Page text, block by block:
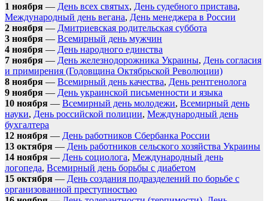
1 ноября — День всех святых, День судебного пристава,
Международный день вегана, День менеджера в России
2 ноября — Дмитриевская родительская суббота
3 ноября — Всемирный день мужчин
4 ноября — День народного единства
7 ноября — День железнодорожника Украины, День согласия
и примирения (Годовщина Октябрьской Революции)
8 ноября — Всемирный день качества, День рентгенолога
9 ноября — День украинской письменности и языка
10 ноября — Всемирный день молодежи, Всемирный день
науки, День российской полиции, Международный день
бухгалтера
12 ноября — День работников Сбербанка России
13 октября — День работников сельского хозяйства Украины
14 ноября — День социолога, Международный день
логопеда, Всемирный день борьбы с диабетом
15 октября — День создания подразделений по борьбе с
организованной преступностью